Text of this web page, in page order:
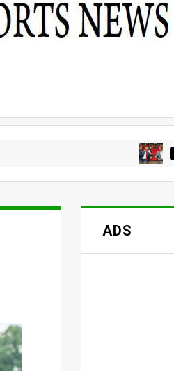
CRICKET
ADS